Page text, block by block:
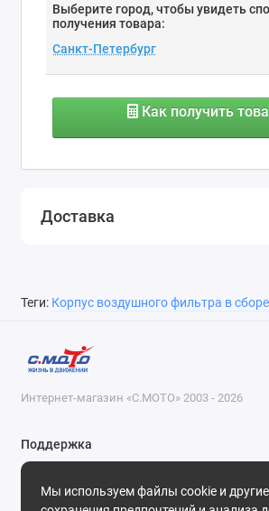
Выберите город, чтобы увидеть
получения товара:
Как получить
Доставка
Теги: Корпус воздушного фильтра в
Мы используем файлы cookie и другие
Интернет-магазин «С.МОТО» 2003 - 2026
Поддержка
8-800-55-00-327
Будни, с 09-30 до 18-30